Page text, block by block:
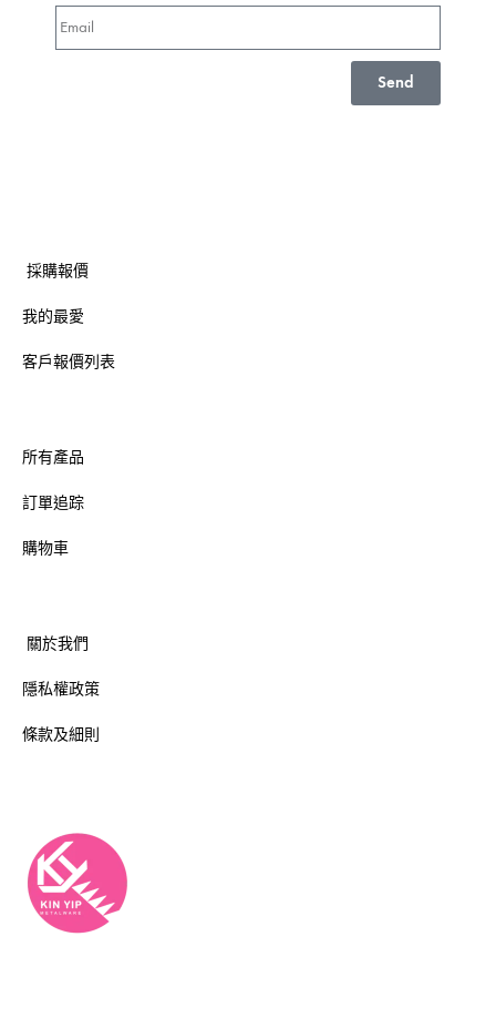
Send
採購報價
我的最愛
客戶報價列表
所有產品
訂單追踪
購物車
關於我們
隱私權政策
條款及細則